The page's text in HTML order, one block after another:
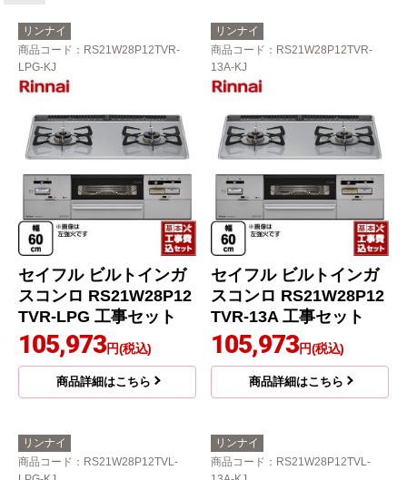
リンナイ
商品コード ：RS21W28P12TVR-
LPG-KJ
セイフル ビルトインガ
スコンロ RS21W28P12
TVR-LPG 工事セット
105,973円(税込)
商品詳細はこちら
リンナイ
商品コード ：RS21W28P12TVR-
13A-KJ
セイフル ビルトインガ
スコンロ RS21W28P12
TVR-13A 工事セット
105,973円(税込)
商品詳細はこちら
リンナイ
商品コード ：RS21W28P12TVL-
リンナイ
商品コード ：RS21W28P12TVL-